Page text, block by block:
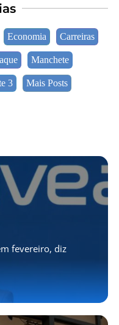
Economia Carreiras
Manchete
3 Mais Posts
fevereiro, diz